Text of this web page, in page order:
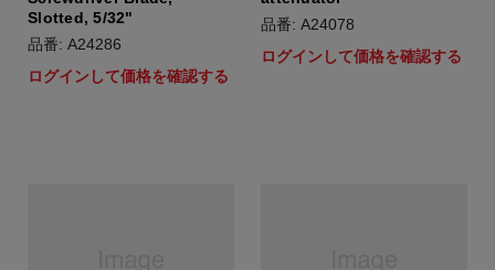
Slotted, 5/32"
品番: A24286
ログインして価格を確認する
品番: A24078
ログインして価格を確認する